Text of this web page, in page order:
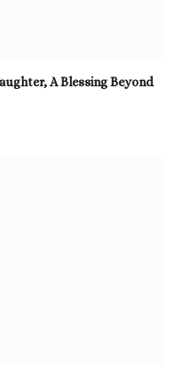
A Blessing Beyond